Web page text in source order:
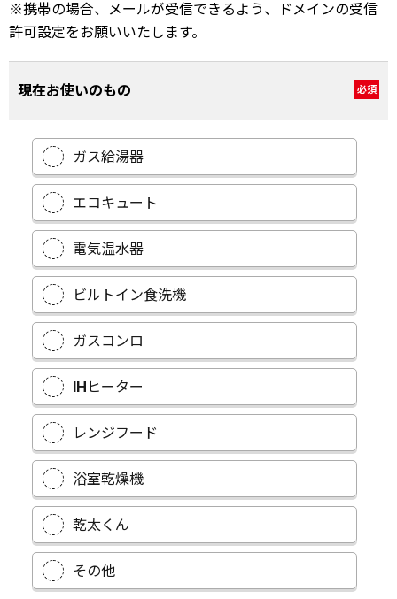
※携帯の場合、メールが受信できるよう、ドメインの受信
許可設定をお願いいたします。
現在お使いのもの 必須
ガス給湯器
エコキュート
電気温水器
ビルトイン食洗機
ガスコンロ
IHヒーター
レンジフード
浴室乾燥機
乾太くん
その他